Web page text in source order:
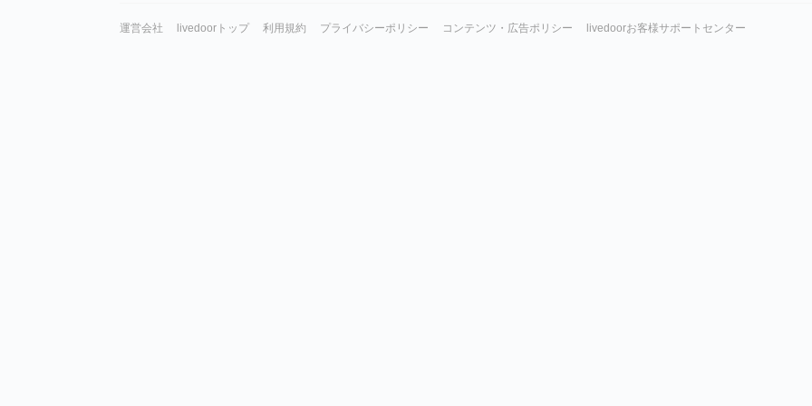
運営会社 livedoorトップ 利用規約 プライバシーポリシー コンテンツ・広告ポリシー livedoorお客様サポートセンター